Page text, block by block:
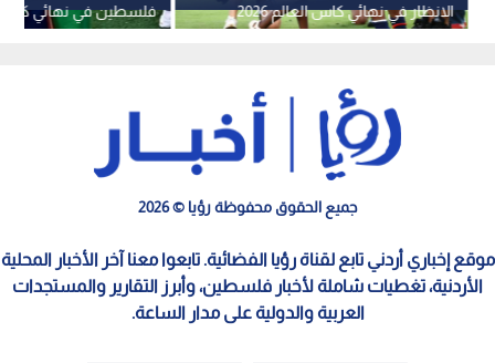
فلسطين في نهائي كأس
الانظار في نهائي كاس العالم 2026
بنيويورك
جميع الحقوق محفوظة رؤيا © 2026
موقع إخباري أردني تابع لقناة رؤيا الفضائية. تابعوا معنا آخر الأخبار المحلية
الأردنية، تغطيات شاملة لأخبار فلسطين، وأبرز التقارير والمستجدات
العربية والدولية على مدار الساعة.